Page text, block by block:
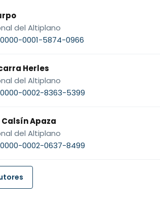
del Altiplano
0001-5874-0966
Herles
del Altiplano
0002-8363-5399
Apaza
del Altiplano
0002-0637-8499